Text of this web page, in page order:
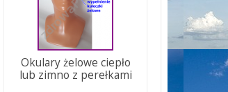
Okulary żelowe ciepło
lub zimno z perełkami